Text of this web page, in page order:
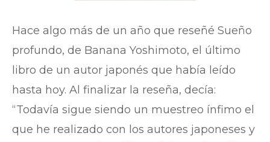
Hace algo más de un año que reseñé Sueño
profundo, de Banana Yoshimoto, el último
libro de un autor japonés que había leído
hasta hoy. Al finalizar la reseña, decía:
“Todavía sigue siendo un muestreo ínfimo el
que he realizado con los autores japoneses y